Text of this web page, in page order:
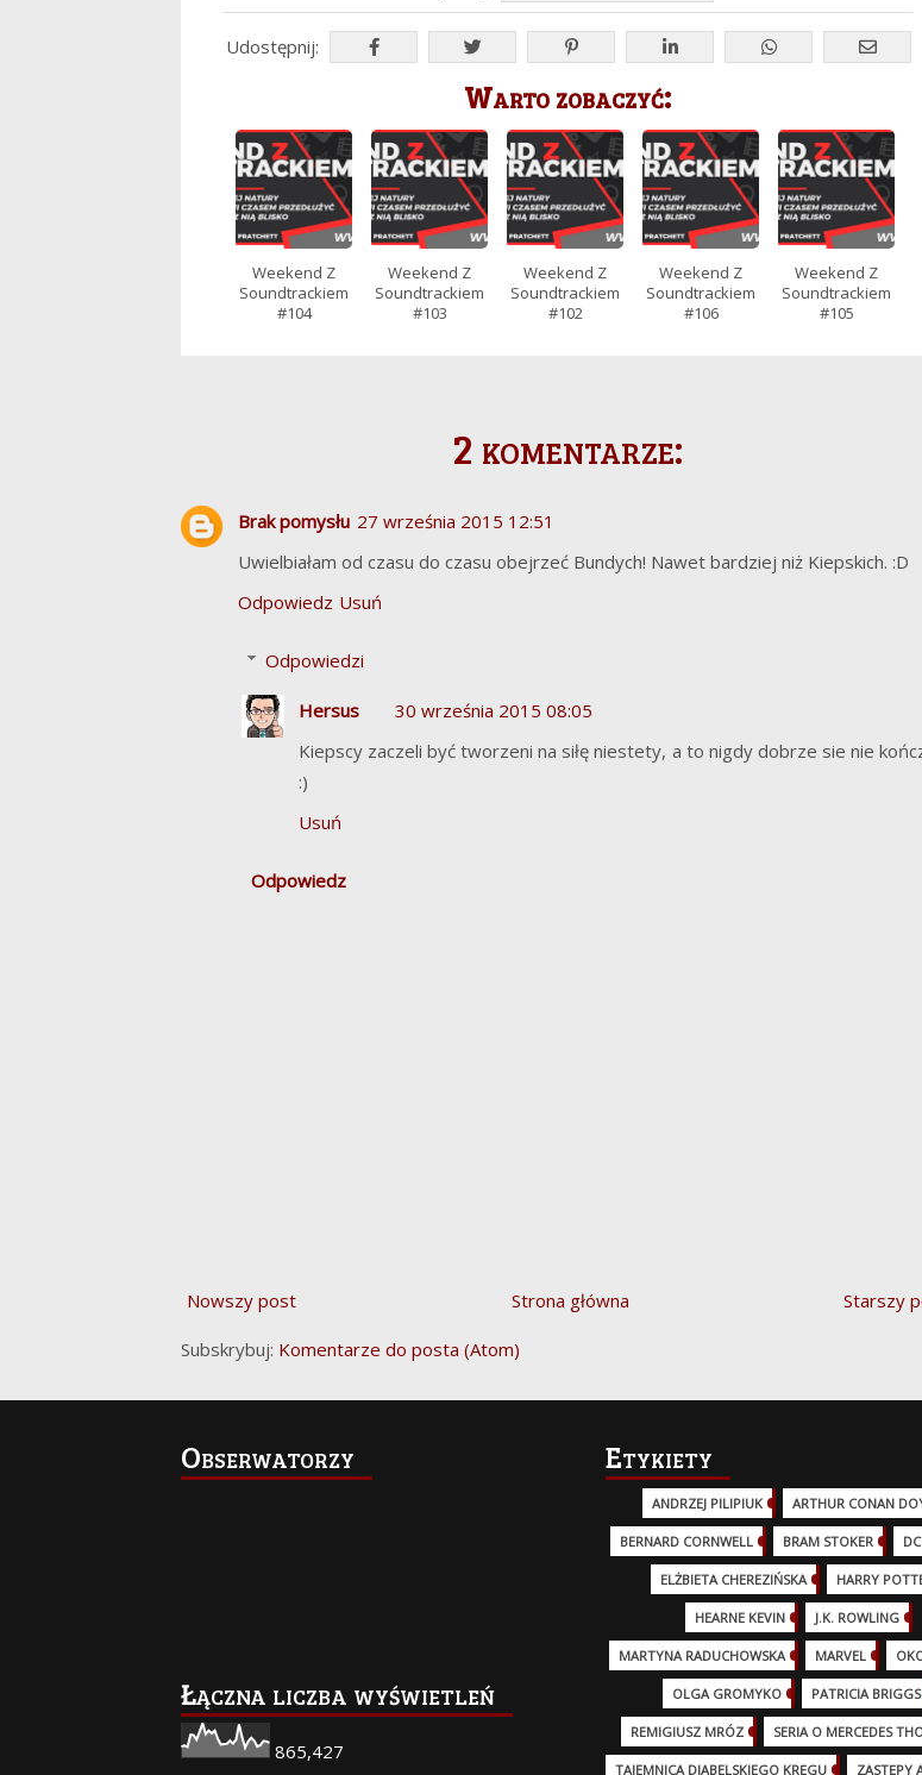
Udostępnij:
Warto zobaczyć:
Weekend Z
Soundtrackiem
#104
Weekend Z
Soundtrackiem
#103
Weekend Z
Soundtrackiem
#102
Weekend Z
Soundtrackiem
#106
Weekend Z
Soundtrackiem
#105
2 komentarze:
Brak pomysłu 27 września 2015 12:51
Uwielbiałam od czasu do czasu obejrzeć Bundych! Nawet bardziej niż Kiepskich. :D
Odpowiedz Usuń
Odpowiedzi
Hersus
30 września 2015 08:05
Kiepscy zaczeli być tworzeni na siłę niestety, a to nigdy dobrze sie nie
:)
Usuń
Odpowiedz
Nowszy post Starszy
Strona główna
Subskrybuj: Komentarze do posta (Atom)
Obserwatorzy
Łączna liczba wyświetleń
865,427
Etykiety
ANDRZEJ PILIPIUK (29)ARTHUR CONAN
BERNARD CORNWELL BRAM STOKER
ELŻBIETA CHEREZIŃSKA HARRY
HEARNE KEVIN J.K. ROWLING
MARTYNA RADUCHOWSKA MARVEL (32)
OLGA GROMYKO PATRICIA BRIGGS
REMIGIUSZ MRÓZ SERIA O MERCEDES
TAJEMNICA DIABELSKIEGO KRĘGU ZASTĘPY